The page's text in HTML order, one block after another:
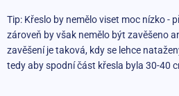
Tip: Křeslo by nemělo viset moc nízko -
zároveň by však nemělo být zavěšeno
zavěšení je taková, kdy se lehce
tedy aby spodní část křesla byla 30-40